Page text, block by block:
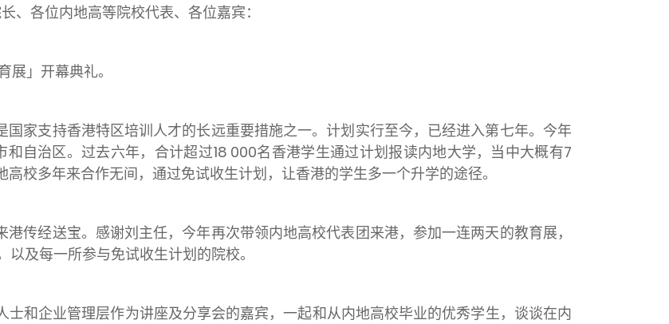
、各位内地高等院校代表、各位嘉宾：
」开幕典礼。
支持香港特区培训人才的长远重要措施之一。计划实行至今，已经进入第七年。今年
和自治区。过去六年，合计超过18 000名香港学生通过计划报读内地大学，当中大概有7
校多年来合作无间，通过免试收生计划，让香港的学生多一个升学的途径。
经送宝。感谢刘主任，今年再次带领内地高校代表团来港，参加一连两天的教育展，
及每一所参与免试收生计划的院校。
企业管理层作为讲座及分享会的嘉宾，一起和从内地高校毕业的优秀学生，谈谈在内